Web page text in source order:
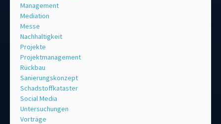
Management
Mediation
Messe
Nachhaltigkeit
Projekte
Projektmanagement
Rückbau
Sanierungskonzept
Schadstoffkataster
Social Media
Untersuchungen
Vorträge